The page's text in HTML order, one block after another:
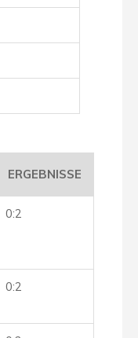
ERGEBNISSE
0:2
0:2